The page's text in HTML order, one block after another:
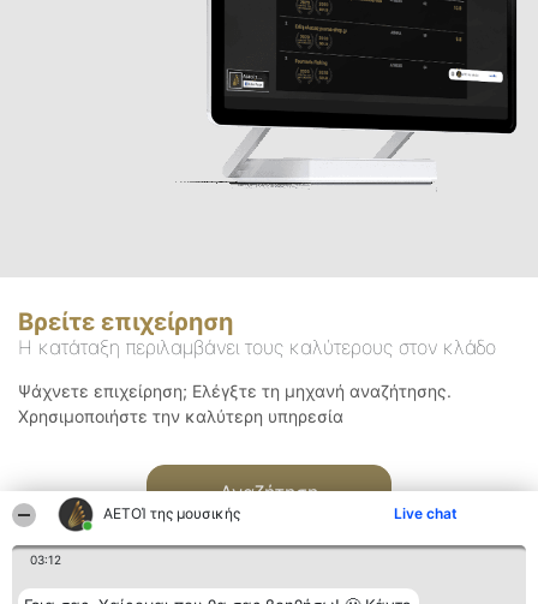
ΑΕΤΟΊ της μουσικής Live chat
03:12
Βρείτε επιχείρηση
Η κατάταξη περιλαμβάνει τους καλύτερους στον κλάδο
Ψάχνετε επιχείρηση; Ελέγξτε τη μηχανή αναζήτησης.
Χρησιμοποιήστε την καλύτερη υπηρεσία
Αναζήτηση